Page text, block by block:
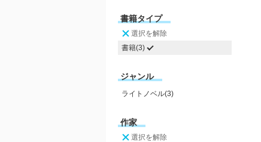
書籍タイプ
選択を解除
書籍(3)
ジャンル
ライトノベル(3)
作家
選択を解除